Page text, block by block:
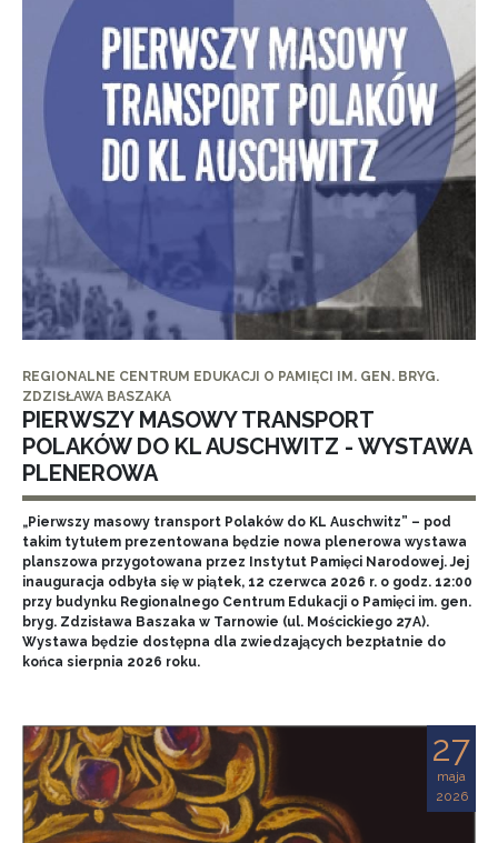
REGIONALNE CENTRUM EDUKACJI O PAMIĘCI IM. GEN. BRYG.
ZDZISŁAWA BASZAKA
PIERWSZY MASOWY TRANSPORT
POLAKÓW DO KL AUSCHWITZ - WYSTAWA
PLENEROWA
„Pierwszy masowy transport Polaków do KL Auschwitz” – pod
takim tytułem prezentowana będzie nowa plenerowa wystawa
planszowa przygotowana przez Instytut Pamięci Narodowej. Jej
inauguracja odbyła się w piątek, 12 czerwca 2026 r. o godz. 12:00
przy budynku Regionalnego Centrum Edukacji o Pamięci im. gen.
bryg. Zdzisława Baszaka w Tarnowie (ul. Mościckiego 27A).
Wystawa będzie dostępna dla zwiedzających bezpłatnie do
końca sierpnia 2026 roku.
27
maja
2026